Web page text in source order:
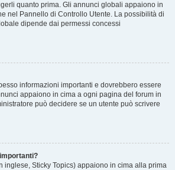
quanto prima. Gli annunci globali appaiono in
nel Pannello di Controllo Utente. La possibilità di
dipende dai permessi concessi
informazioni importanti e dovrebbero essere
appaiono in cima a ogni pagina del forum in
può decidere se un utente può scrivere
inglese, Sticky Topics) appaiono in cima alla prima